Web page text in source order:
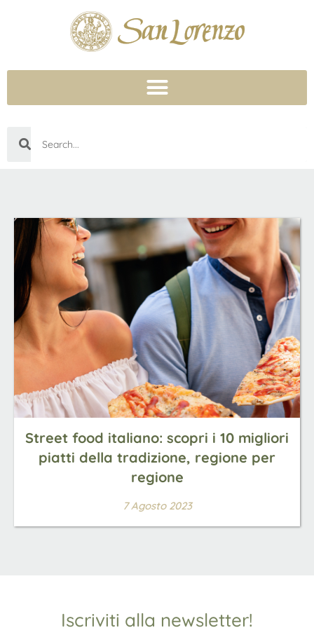
Street food italiano: scopri i 10 migliori
piatti della tradizione, regione per
regione
7 Agosto 2023
Iscriviti alla newsletter!